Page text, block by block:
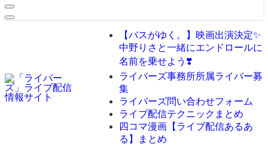
【バスがゆく。】映画出演決定✨️
中野りさと一緒にエンドロールに
名前を乗せよう❣️
ライバーズ事務所所属ライバー募
集
ライバーズ問い合わせフォーム
ライブ配信テクニックまとめ
四コマ漫画【ライブ配信あるあ
る】まとめ